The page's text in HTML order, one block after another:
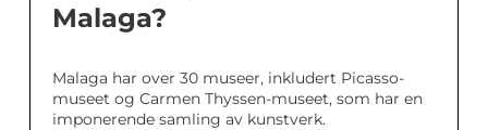
Malaga?
Malaga har over 30 museer, inkludert Picasso-
museet og Carmen Thyssen-museet, som har en
imponerende samling av kunstverk.